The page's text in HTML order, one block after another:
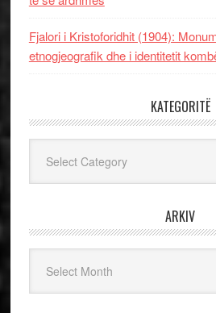
Fjalori i Kristoforidhit (1904):
etnogjeografik dhe i identitetit
KATEGORITË
ARKIV